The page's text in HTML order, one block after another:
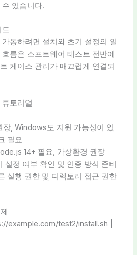
있습니다.
드
동하려면 설치와 초기 설정의 일
름은 소프트웨어 테스트 전반에
케이스 관리가 매끄럽게 연결되
토리얼
장, Windows도 지원 가능성이 있
필요
14+ 필요, 가상환경 권장
설정 여부 확인 및 인증 방식 준비
실행 권한 및 디렉토리 접근 권한
example.com/test2/install.sh |